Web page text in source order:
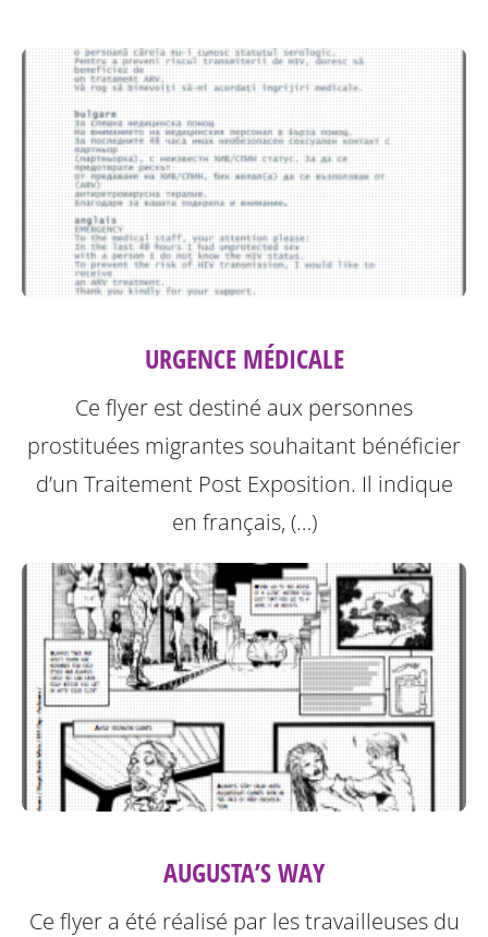
URGENCE MÉDICALE
Ce flyer est destiné aux personnes
prostituées migrantes souhaitant bénéficier
d’un Traitement Post Exposition. Il indique
en français, (…)
AUGUSTA’S WAY
Ce flyer a été réalisé par les travailleuses du